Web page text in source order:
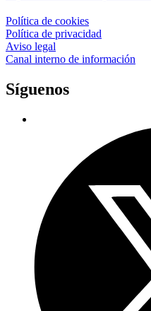
Política de cookies
Política de privacidad
Aviso legal
Canal interno de información
Síguenos